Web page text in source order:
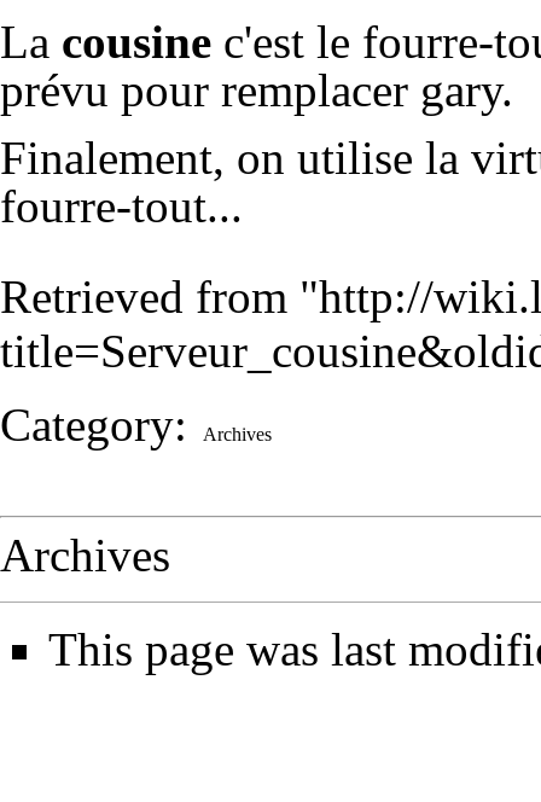
La cousine c'est le fourre-
prévu pour remplacer gary.
Finalement, on utilise la
fourre-tout...
Retrieved from "http://
Category: Archives
Archives
This page was last